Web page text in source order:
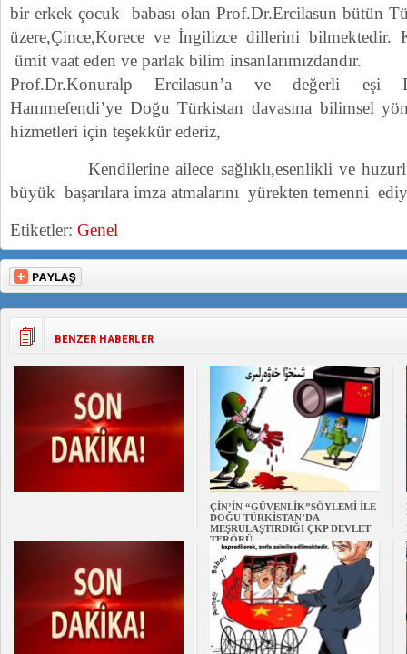
bir erkek çocuk babası olan Prof.Dr.Ercilasun bütün
üzere,Çince,Korece ve İngilizce dillerini
ümit vaat eden ve parlak bilim insanlarımızdandır.
Prof.Dr.Konuralp Ercilasun’a ve değerli eşi
Hanımefendi’ye Doğu Türkistan davasına bilimsel
hizmetleri için teşekkür ederiz,
Kendilerine ailece sağlıklı,esenlikli ve
büyük başarılara imza atmalarını yürekten temenni
Etiketler: Genel
BENZER HABERLER
ÇİN’İN “GÜVENLİK”SÖYLEMİ İLE
DOĞU TÜRKİSTAN’DA
MEŞRULAŞTIRDIĞI ÇKP DEVLET
TERÖRÜ